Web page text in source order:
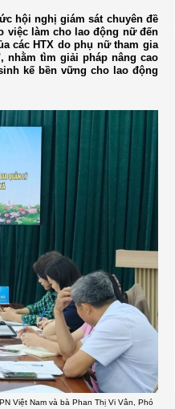
hội nghị giám sát chuyên đề
việc làm cho lao động nữ đến
các HTX do phụ nữ tham gia
nhằm tìm giải pháp nâng cao
kế bền vững cho lao động
Việt Nam và bà Phan Thị Vi Vân, Phó